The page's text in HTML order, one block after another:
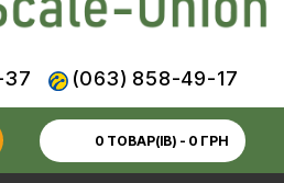
(063) 858-49-17
0 ТОВАР(ІВ) - 0 ГРН